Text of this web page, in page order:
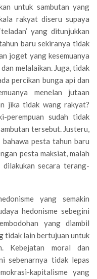
untuk sambutan yang
rakyat diseru supaya
yang ditunjukkan
baru sekiranya tidak
joget yang kesemuanya
melalaikan. Juga, tidak
percikan bunga api dan
menelan jutaan
jika tidak wang rakyat?
perempuan sudah tidak
tersebut. Justeru,
pesta tahun baru
pesta maksiat, malah
secara terang-
yang semakin
hedonisme sebegini
yang diambil
tidak lain bertujuan untuk
Kebejatan moral dan
sebenarnya tidak lepas
kapitalisme yang